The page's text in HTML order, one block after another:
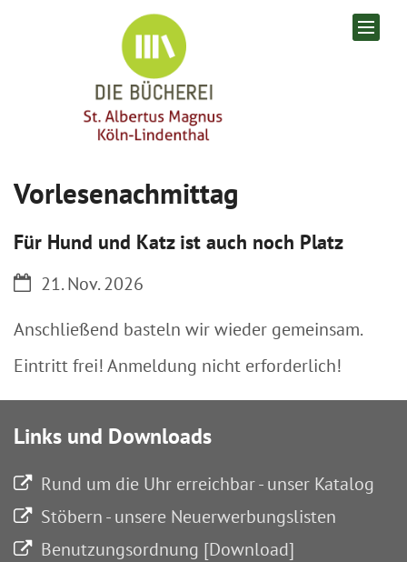
Zum Inhalt springen
Vorlesenachmittag
Für Hund und Katz ist auch noch Platz
Datum:21. Nov. 2026
Anschließend basteln wir wieder gemeinsam.
Eintritt frei! Anmeldung nicht erforderlich!
Links und Downloads
Rund um die Uhr erreichbar - unser Katalog
Stöbern - unsere Neuerwerbungslisten
Benutzungsordnung [Download]